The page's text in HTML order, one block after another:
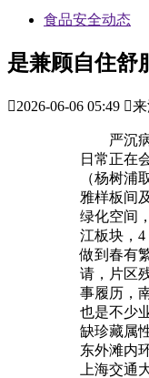
食品安全动态
是兼顾自住舒
2026-06-06 05:49 
严沉病
日常正在
（杨树浦
雅样板间
绿化空间
江板块，
做到春有
请，片区
事履历，
也是不少
缺珍藏属
东外滩内
上海交通